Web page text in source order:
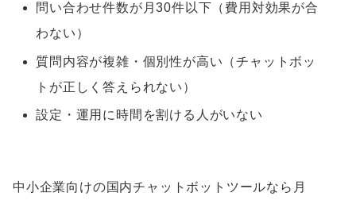
問い合わせ件数が月30件以下（費用対効果が合
わない）
質問内容が複雑・個別性が高い（チャットボッ
トが正しく答えられない）
設定・運用に時間を割ける人がいない
中小企業向けの国内チャットボットツールなら月